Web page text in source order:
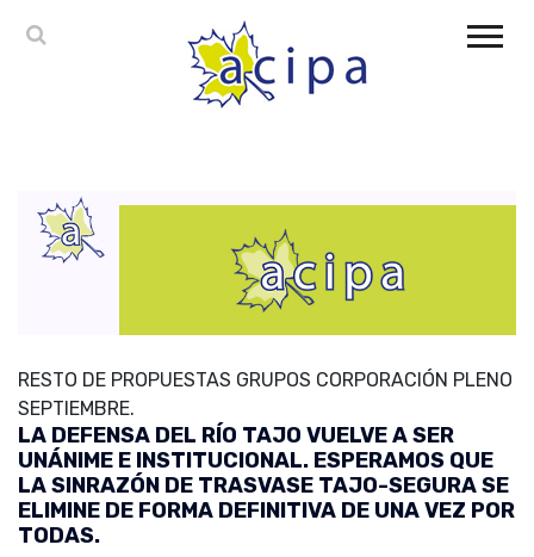
RESTO DE PROPUESTAS GRUPOS CORPORACIÓN PLENO
SEPTIEMBRE.
LA DEFENSA DEL RÍO TAJO VUELVE A SER
UNÁNIME E INSTITUCIONAL. ESPERAMOS QUE
LA SINRAZÓN DE TRASVASE TAJO-SEGURA SE
ELIMINE DE FORMA DEFINITIVA DE UNA VEZ POR
TODAS.